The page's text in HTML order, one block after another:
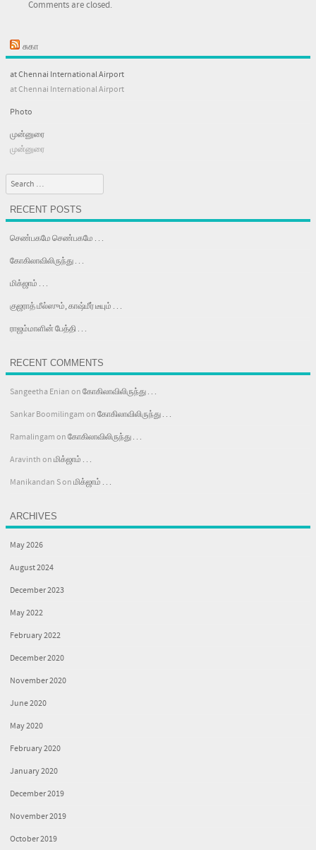
Comments are closed.
சுகா
at Chennai International Airport
at Chennai International Airport
Photo
முன்னுரை
முன்னுரை
Search
RECENT POSTS
செண்பகமே செண்பகமே . . .
கோகிலாவிலிருந்து . . .
மிக்ஜாம் . . .
குஜராத் மீல்ஸும், காஷ்மீர் டீயும் . . .
ராஜம்மாளின் பேத்தி . . .
RECENT COMMENTS
Sangeetha Enian on கோகிலாவிலிருந்து . . .
Sankar Boomilingam on கோகிலாவிலிருந்து . . .
Ramalingam on கோகிலாவிலிருந்து . . .
Aravinth on மிக்ஜாம் . . .
Manikandan Son மிக்ஜாம் . . .
ARCHIVES
May 2026
August 2024
December 2023
May 2022
February 2022
December 2020
November 2020
June 2020
May 2020
February 2020
January 2020
December 2019
November 2019
October 2019